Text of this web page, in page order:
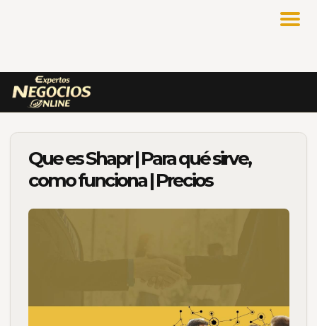
Que es Shapr | Para qué sirve,
como funciona | Precios